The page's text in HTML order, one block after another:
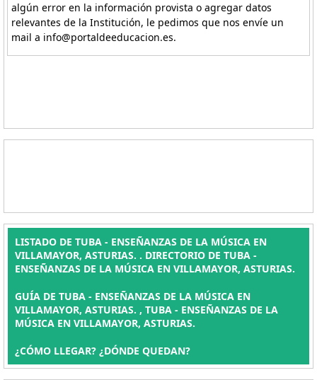
algún error en la información provista o agregar datos
relevantes de la Institución, le pedimos que nos envíe un
mail a info@portaldeeducacion.es.
LISTADO DE TUBA - ENSEÑANZAS DE LA MÚSICA EN
VILLAMAYOR, ASTURIAS. . DIRECTORIO DE TUBA -
ENSEÑANZAS DE LA MÚSICA EN VILLAMAYOR, ASTURIAS.
GUÍA DE TUBA - ENSEÑANZAS DE LA MÚSICA EN
VILLAMAYOR, ASTURIAS. , TUBA - ENSEÑANZAS DE LA
MÚSICA EN VILLAMAYOR, ASTURIAS.
¿CÓMO LLEGAR? ¿DÓNDE QUEDAN?